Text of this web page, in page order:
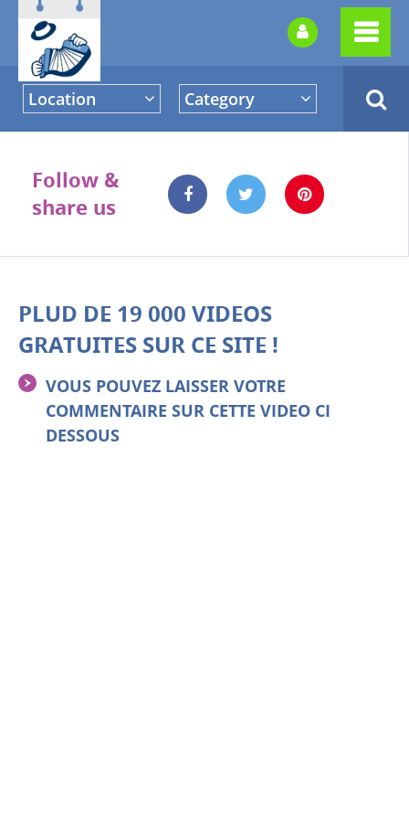
Location Category
Follow &
share us
PLUD DE 19 000 VIDEOS
GRATUITES SUR CE SITE !
VOUS POUVEZ LAISSER VOTRE
COMMENTAIRE SUR CETTE VIDEO CI
DESSOUS